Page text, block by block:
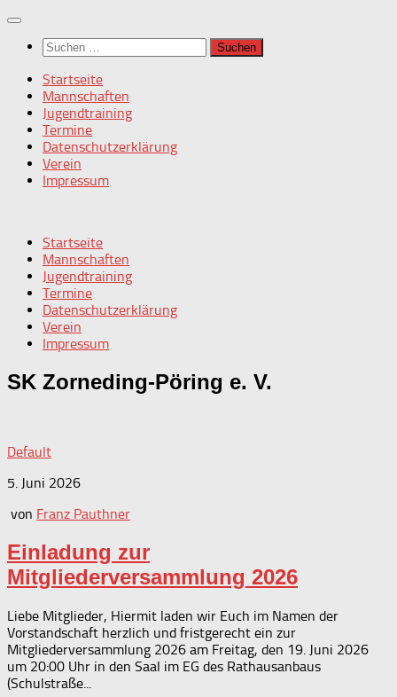
Zum
springenSuchen
nach:
Startseite
Mannschaften
Jugendtraining
Termine
Datenschutzerklärung
Verein
Impressum
Startseite
Mannschaften
Jugendtraining
Termine
Datenschutzerklärung
Verein
Impressum
SK Zorneding-Pöring e. V.
Default
5. Juni 2026
von Franz Pauthner
Einladung zur
Mitgliederversammlung 2026
Liebe Mitglieder, Hiermit laden wir Euch im Namen der
Vorstandschaft herzlich und fristgerecht ein zur
Mitgliederversammlung 2026 am Freitag, den 19. Juni 2026
um 20:00 Uhr in den Saal im EG des Rathausanbaus
(Schulstraße...